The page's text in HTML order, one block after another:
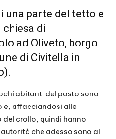
una parte del tetto e
di
ad Oliveto, borgo
di Civitella in
abitanti del posto sono
e, affacciandosi alle
del crollo, quindi hanno
che adesso sono al